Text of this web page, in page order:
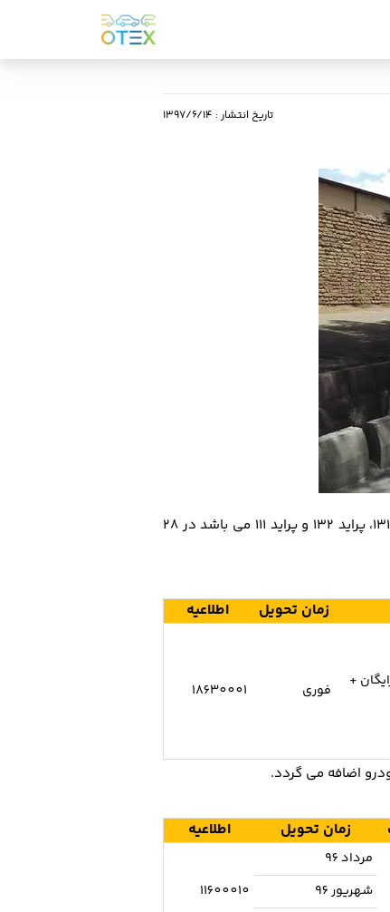
تاریخ انتشار: ۱۳۹۷/۶/۱۴
، گروه خودروسازی سایپا شرايط فروش نقدي و اعتباري محصولات گروه X100 خود را که شامل پراید 131، پراید 132 و پراید 111 می باشد در 28
زمان تحویل اطلاعیه
+
فوری 18630001
زمان تحویل اطلاعیه
مرداد 96
11600010
شهریور 96